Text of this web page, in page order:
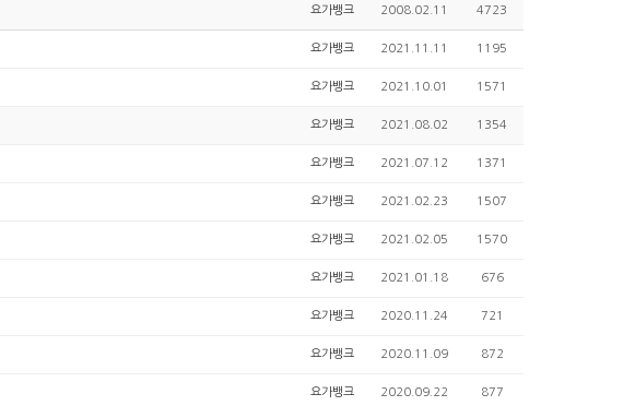
요가뱅크 2008.02.11 4723
요가뱅크 2021.11.11 1195
요가뱅크 2021.10.01 1571
요가뱅크 2021.08.02 1354
요가뱅크 2021.07.12 1371
요가뱅크 2021.02.23 1507
요가뱅크 2021.02.05 1570
요가뱅크 2021.01.18 676
요가뱅크 2020.11.24 721
요가뱅크 2020.11.09 872
요가뱅크 2020.09.22 877